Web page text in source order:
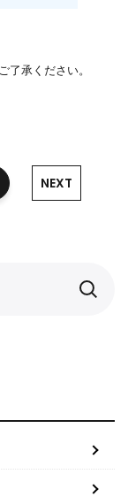
了承ください。
NEXT